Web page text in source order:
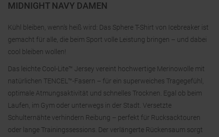
MIDNIGHT NAVY DAMEN
Kühl bleiben, wenn’s heiß wird: Das Sphere T-Shirt von Icebreaker ist
gemacht für alle, die beim Sport volle Leistung bringen – und dabei
cool bleiben wollen!
Das leichte Cool-Lite™ Jersey vereint hochwertige Merinowolle mit
natürlichen TENCEL™-Fasern – für ein superweiches Tragegefühl,
optimale Atmungsaktivität und schnelles Trocknen. Egal ob beim
Laufen, im Gym oder unterwegs in der Stadt. Versetzte
Schulternähte verhindern Reibung – perfekt für Rucksacktouren
oder lange Trainingssessions. Der verlängerte Rückensaum sorgt